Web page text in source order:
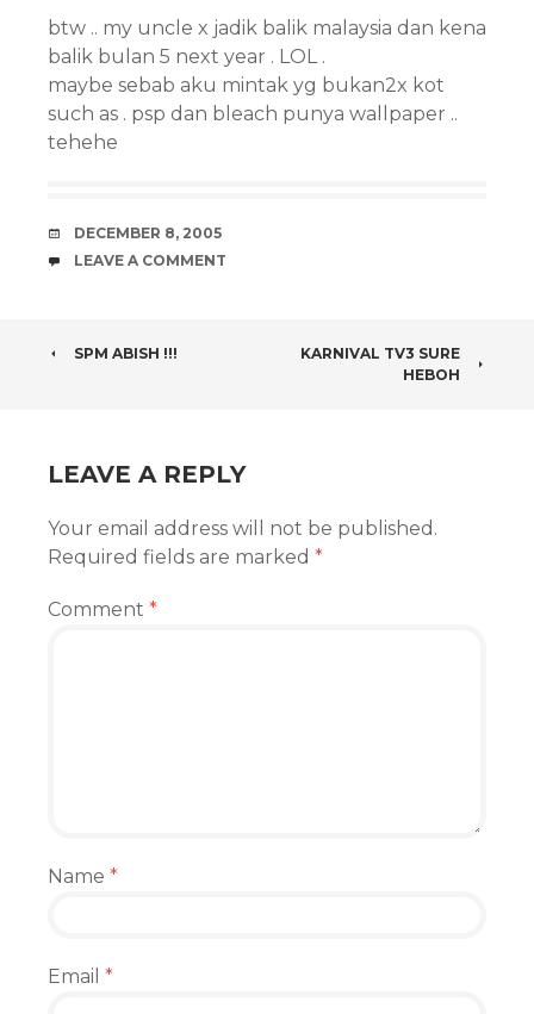
btw .. my uncle x jadik balik malaysia dan kena
balik bulan 5 next year . LOL .
maybe sebab aku mintak yg bukan2x kot
such as . psp dan bleach punya wallpaper ..
tehehe
DATE
DECEMBER 8, 2005
COMMENTS
LEAVE A COMMENT
POST
SPM ABISH !!!
KARNIVAL TV3 SURE
HEBOH
LEAVE A REPLY
Your email address will not be published.
Required fields are marked *
Comment *
Name *
Email *